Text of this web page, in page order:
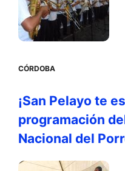
CÓRDOBA
¡San Pelayo te
programación
Nacional del